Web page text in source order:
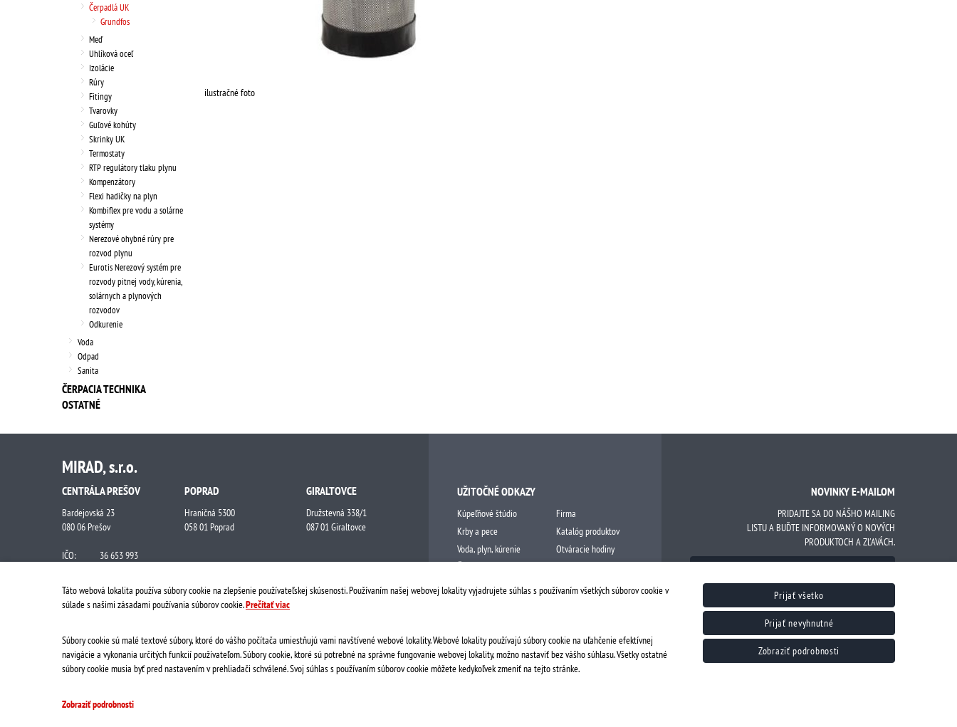
ilustračné foto
Čerpadlá UK
Grundfos
Meď
Uhlíková oceľ
Izolácie
Rúry
Fitingy
Tvarovky
Guľové kohúty
Skrinky UK
Termostaty
RTP regulátory tlaku plynu
Kompenzátory
Flexi hadičky na plyn
Kombiflex pre vodu a solárne
systémy
Nerezové ohybné rúry pre
rozvod plynu
Eurotis Nerezový systém pre
rozvody pitnej vody, kúrenia,
solárnych a plynových
rozvodov
Odkurenie
Voda
Odpad
Sanita
ČERPACIA TECHNIKA
OSTATNÉ
MIRAD, s.r.o.
CENTRÁLA PREŠOV
Bardejovská 23
080 06 Prešov
POPRAD
Hraničná 5300
058 01 Poprad
GIRALTOVCE
Družstevná 338/1
087 01 Giraltovce
IČO:
36 653 993
Č.účtu:
0503920845/0900
UŽITOČNÉ ODKAZY
Kúpeľňové štúdio
Krby a pece
Voda, plyn, kúrenie
Ostatné
Firma
Katalóg produktov
Otváracie hodiny
Obchodné podmienky
NOVINKY E-MAILOM
PRIDAJTE SA DO NÁŠHO MAILING
LISTU A BUĎTE INFORMOVANÝ O NOVÝCH
PRODUKTOCH A ZĽAVÁCH.
SÚHLASÍM SO SPRACOVANÍM OSOBNÝCH ÚDAJOV
ZÁSADY OCHRANY OSOBNÝCH ÚDAJOV
Vytvorené spoločnosťou Canubia, spol. s r.o.
Táto webová lokalita používa súbory cookie na zlepšenie používateľskej skúsenosti. Používaním našej webovej lokality vyjadrujete súhlas s používaním všetkých súborov cookie v
súlade s našimi zásadami používania súborov cookie.Prečítať viac
Súbory cookie sú malé textové súbory, ktoré do vášho počítača umiestňujú vami navštívené webové lokality. Webové lokality používajú súbory cookie na uľahčenie efektívnej
navigácie a vykonania určitých funkcií používateľom. Súbory cookie, ktoré sú potrebné na správne fungovanie webovej lokality, možno nastaviť bez vášho súhlasu. Všetky ostatné
súbory cookie musia byť pred nastavením v prehliadači schválené. Svoj súhlas s používaním súborov cookie môžete kedykoľvek zmeniť na tejto stránke.
Zobraziť podrobnosti
Prijať všetko
Prijať nevyhnutné
Zobraziť podrobnosti